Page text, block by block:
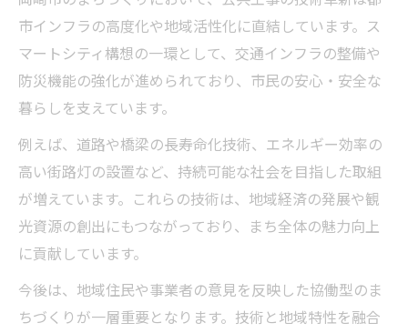
市インフラの高度化や地域活性化に直結しています。ス
マートシティ構想の一環として、交通インフラの整備や
防災機能の強化が進められており、市民の安心・安全な
暮らしを支えています。
例えば、道路や橋梁の長寿命化技術、エネルギー効率の
高い街路灯の設置など、持続可能な社会を目指した取組
が増えています。これらの技術は、地域経済の発展や観
光資源の創出にもつながっており、まち全体の魅力向上
に貢献しています。
今後は、地域住民や事業者の意見を反映した協働型のま
ちづくりが一層重要となります。技術と地域特性を融合